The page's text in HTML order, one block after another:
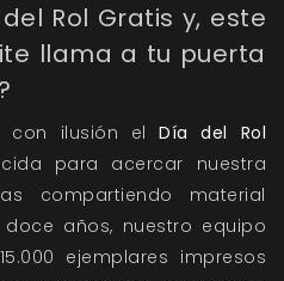
Rol Gratis y, este
llama a tu puerta
con ilusión elDía del Rol
para acercar nuestra
compartiendo material
doce años, nuestro equipo
ejemplares impresos